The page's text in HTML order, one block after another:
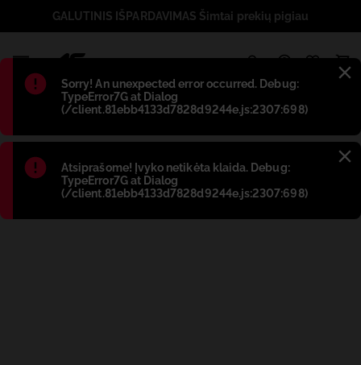
Błąd:
Sorry! An unexpected error occurred. Debug:
TypeError7G at Dialog
(/client.81ebb4133d7828d9244e.js:2307:698)
Błąd:
Atsiprašome! Įvyko netikėta klaida. Debug:
TypeError7G at Dialog
(/client.81ebb4133d7828d9244e.js:2307:698)
GALUTINIS IŠPARDAVIMAS Šimtai prekių pigiau